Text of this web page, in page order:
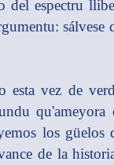
del espectru
sálvese
esta vez de
los güelos
de la